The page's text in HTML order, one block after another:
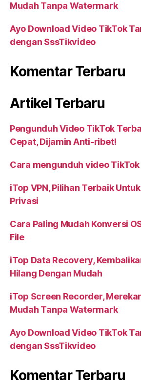
Mudah Tanpa Watermark
Ayo Download Video TikTok
dengan SssTikvideo
Komentar Terbaru
Artikel Terbaru
Pengunduh Video TikTok
Cepat, Dijamin Anti-ribet!
Cara mengunduh video
iTop VPN, Pilihan Terbaik
Privasi
Cara Paling Mudah Konversi
File
iTop Data Recovery,
Hilang Dengan Mudah
iTop Screen Recorder,
Mudah Tanpa Watermark
Ayo Download Video TikTok
dengan SssTikvideo
Komentar Terbaru